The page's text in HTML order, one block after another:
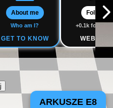
About me
Who am I?
GET TO KNOW
Follow
+0.1k followers
WEBSITE
ARKUSZE E8